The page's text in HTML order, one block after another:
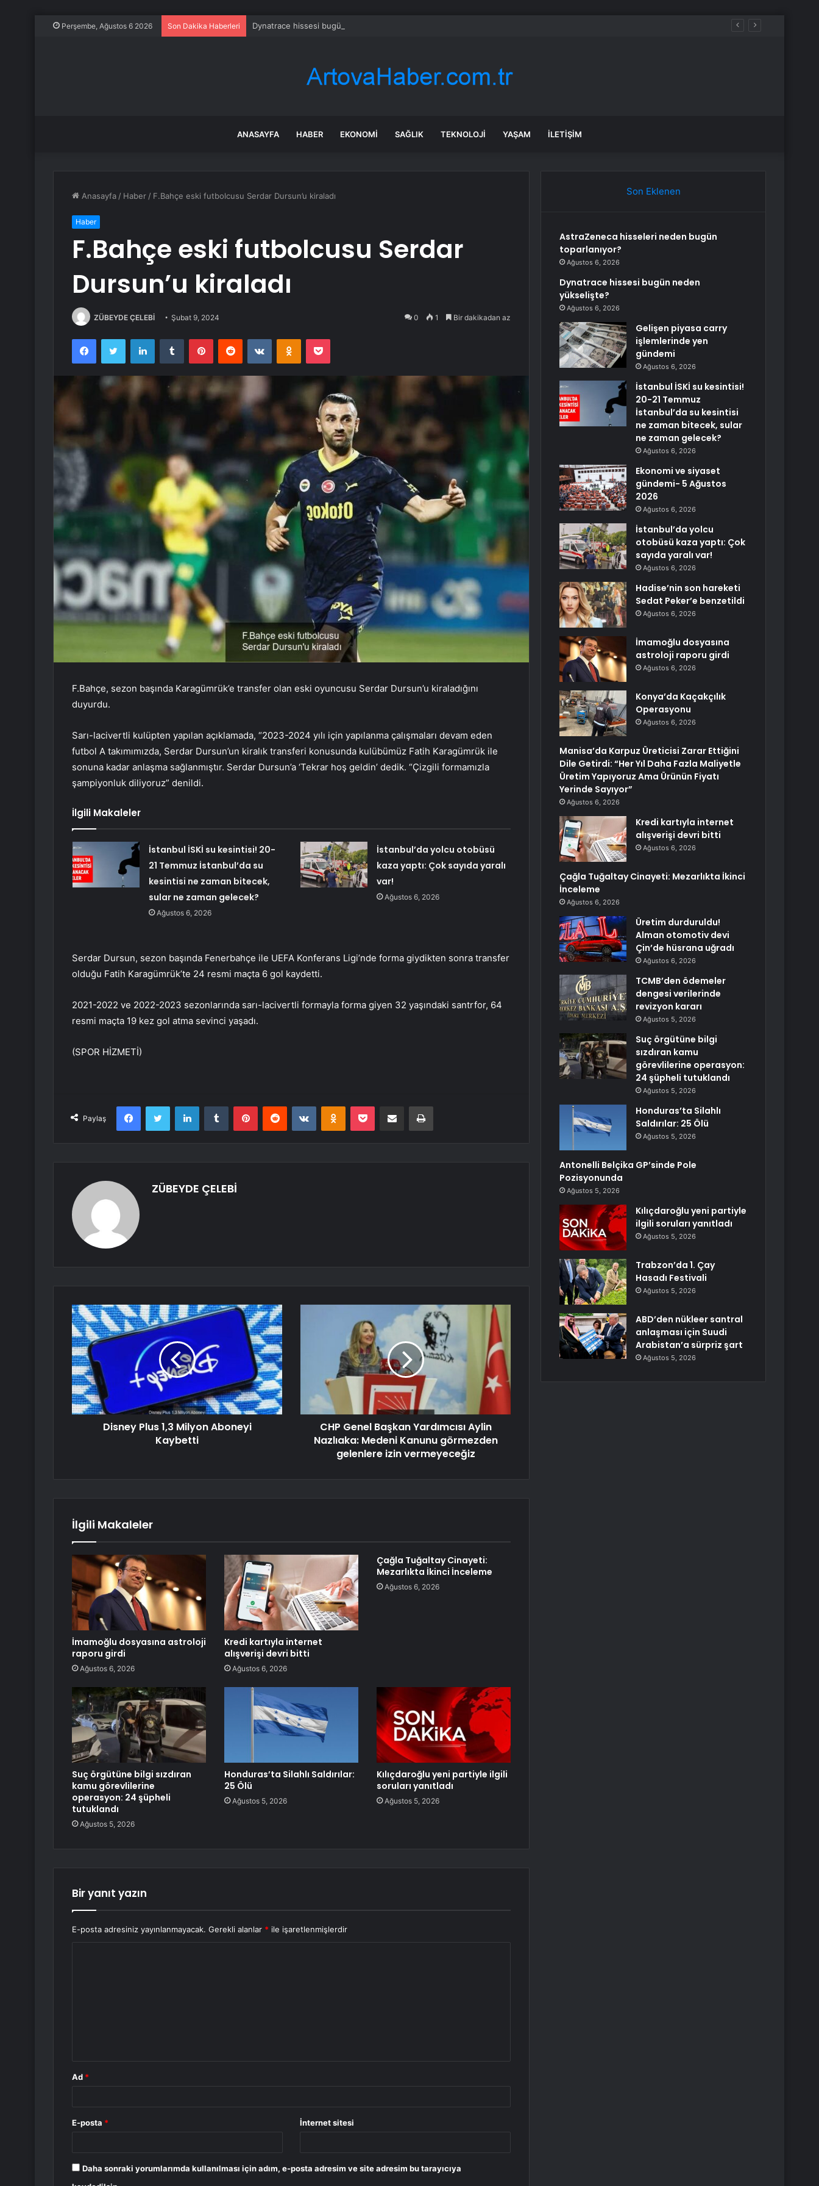
Perşembe, Ağustos 6 2026 Son Dakika Haberleri Dynatrace hissesi bugün neden yükselişte?
ANASAYFA HABER EKONOMI SAĞLIK TEKNOLOJI YAŞAM İLETIŞIM
Anasayfa / Haber / F.Bahçe eski futbolcusu Serdar Dursun’u kiraladı
Haber
F.Bahçe eski futbolcusu Serdar
Dursun’u kiraladı
ZÜBEYDE ÇELEBİ Şubat 9, 2024 0 1 Bir dakikadan az
FacebookTwitter LinkedInTumblr PinterestReddit VKontakteOdnoklassniki
Pocket
F.Bahçe, sezon başında Karagümrük’e transfer olan eski oyuncusu Serdar Dursun’u kiraladığını
duyurdu.
Sarı-lacivertli kulüpten yapılan açıklamada, “2023-2024 yılı için yapılanma çalışmaları devam eden
futbol A takımımızda, Serdar Dursun’un kiralık transferi konusunda kulübümüz Fatih Karagümrük ile
sonuna kadar anlaşma sağlanmıştır. Serdar Dursun’a ‘Tekrar hoş geldin’ dedik. “Çizgili formamızla
şampiyonluk diliyoruz” denildi.
İlgili Makaleler
İstanbul İSKİ su kesintisi! 20-
21 Temmuz İstanbul’da su
kesintisi ne zaman bitecek,
sular ne zaman gelecek?
Ağustos 6, 2026
İstanbul’da yolcu otobüsü
kaza yaptı: Çok sayıda yaralı
var!
Ağustos 6, 2026
Serdar Dursun, sezon başında Fenerbahçe ile UEFA Konferans Ligi’nde forma giydikten sonra transfer
olduğu Fatih Karagümrük’te 24 resmi maçta 6 gol kaydetti.
2021-2022 ve 2022-2023 sezonlarında sarı-lacivertli formayla forma giyen 32 yaşındaki santrfor, 64
resmi maçta 19 kez gol atma sevinci yaşadı.
(SPOR HİZMETİ)
Paylaş
FacebookTwitter LinkedInTumblr PinterestReddit VKontakteOdnoklassniki
Pocket E-Posta ile paylaş Yazdır
ZÜBEYDE ÇELEBİ
Disney Plus 1,3 Milyon Aboneyi
Kaybetti
CHP Genel Başkan Yardımcısı Aylin
Nazlıaka: Medeni Kanunu görmezden
gelenlere izin vermeyeceğiz
İlgili Makaleler
İmamoğlu dosyasına astroloji
raporu girdi
Ağustos 6, 2026
Kredi kartıyla internet
alışverişi devri bitti
Ağustos 6, 2026
Çağla Tuğaltay Cinayeti:
Mezarlıkta İkinci İnceleme
Ağustos 6, 2026
Suç örgütüne bilgi sızdıran
kamu görevlilerine
operasyon: 24 şüpheli
tutuklandı
Ağustos 5, 2026
Honduras’ta Silahlı Saldırılar:
25 Ölü
Ağustos 5, 2026
Kılıçdaroğlu yeni partiyle ilgili
soruları yanıtladı
Ağustos 5, 2026
Bir yanıt yazın
E-posta adresiniz yayınlanmayacak. Gerekli alanlar * ile işaretlenmişlerdir
Ad *
E-posta * İnternet sitesi
Daha sonraki yorumlarımda kullanılması için adım, e-posta adresim ve site adresim bu tarayıcıya
Son Eklenen
AstraZeneca hisseleri neden bugün
toparlanıyor?
Ağustos 6, 2026
Dynatrace hissesi bugün neden
yükselişte?
Ağustos 6, 2026
Gelişen piyasa carry
işlemlerinde yen
gündemi
Ağustos 6, 2026
İstanbul İSKİ su kesintisi!
20-21 Temmuz
İstanbul’da su kesintisi
ne zaman bitecek, sular
ne zaman gelecek?
Ağustos 6, 2026
Ekonomi ve siyaset
gündemi- 5 Ağustos
2026
Ağustos 6, 2026
İstanbul’da yolcu
otobüsü kaza yaptı: Çok
sayıda yaralı var!
Ağustos 6, 2026
Hadise’nin son hareketi
Sedat Peker’e benzetildi
Ağustos 6, 2026
İmamoğlu dosyasına
astroloji raporu girdi
Ağustos 6, 2026
Konya’da Kaçakçılık
Operasyonu
Ağustos 6, 2026
Manisa’da Karpuz Üreticisi Zarar Ettiğini
Dile Getirdi: “Her Yıl Daha Fazla Maliyetle
Üretim Yapıyoruz Ama Ürünün Fiyatı
Yerinde Sayıyor”
Ağustos 6, 2026
Kredi kartıyla internet
alışverişi devri bitti
Ağustos 6, 2026
Çağla Tuğaltay Cinayeti: Mezarlıkta İkinci
İnceleme
Ağustos 6, 2026
Üretim durduruldu!
Alman otomotiv devi
Çin’de hüsrana uğradı
Ağustos 6, 2026
TCMB’den ödemeler
dengesi verilerinde
revizyon kararı
Ağustos 5, 2026
Suç örgütüne bilgi
sızdıran kamu
görevlilerine operasyon:
24 şüpheli tutuklandı
Ağustos 5, 2026
Honduras’ta Silahlı
Saldırılar: 25 Ölü
Ağustos 5, 2026
Antonelli Belçika GP’sinde Pole
Pozisyonunda
Ağustos 5, 2026
Kılıçdaroğlu yeni partiyle
ilgili soruları yanıtladı
Ağustos 5, 2026
Trabzon’da 1. Çay
Hasadı Festivali
Ağustos 5, 2026
ABD’den nükleer santral
anlaşması için Suudi
Arabistan’a sürpriz şart
Ağustos 5, 2026